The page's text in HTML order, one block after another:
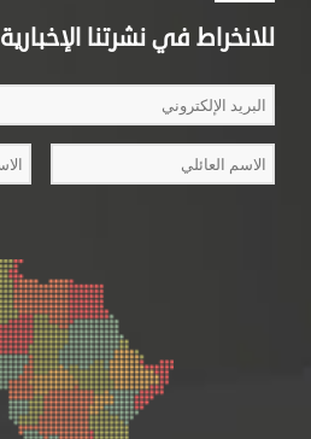
للانخراط في نشرتنا الإخبارية